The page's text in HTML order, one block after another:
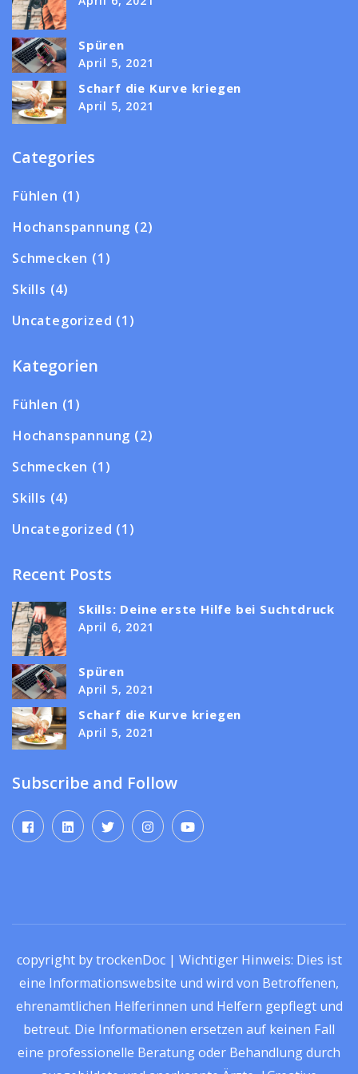
Spüren
April 5, 2021
Scharf die Kurve kriegen
April 5, 2021
Categories
Fühlen (1)
Hochanspannung (2)
Schmecken (1)
Skills (4)
Uncategorized (1)
Kategorien
Fühlen (1)
Hochanspannung (2)
Schmecken (1)
Skills (4)
Uncategorized (1)
Recent Posts
Skills: Deine erste Hilfe bei Suchtdruck
April 6, 2021
Spüren
April 5, 2021
Scharf die Kurve kriegen
April 5, 2021
Subscribe and Follow
copyright by trockenDoc | Wichtiger Hinweis: Dies ist
eine Informationswebsite und wird von Betroffenen,
ehrenamtlichen Helferinnen und Helfern gepflegt und
betreut. Die Informationen ersetzen auf keinen Fall
eine professionelle Beratung oder Behandlung durch